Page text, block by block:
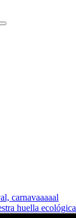
carnavaaaaal
huella ecológica